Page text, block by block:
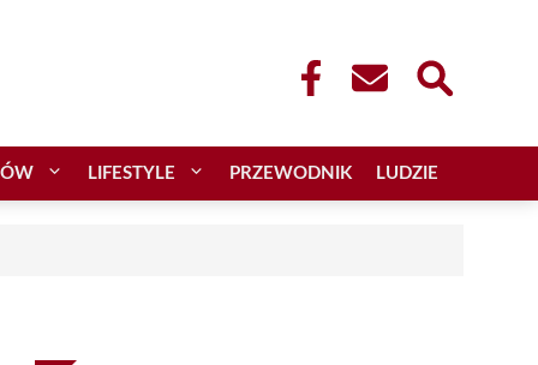
LIFESTYLE PRZEWODNIK LUDZIE